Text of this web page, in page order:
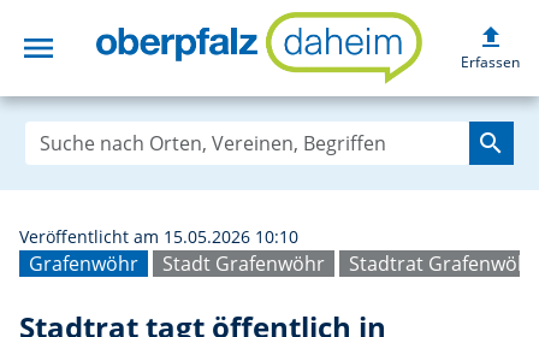
menu Stadtrat tagt
upload
Erfassen
search
Grafenwöhr Stadt Grafenwöhr Stadtrat Grafenwöhr
Veröffentlicht am 15.05.2026 10:10
Stadtrat tagt öffentlich in